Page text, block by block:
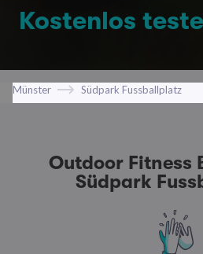
Kostenlos
Münster Südpark Fussballplatz
Outdoor Fitness
Südpark